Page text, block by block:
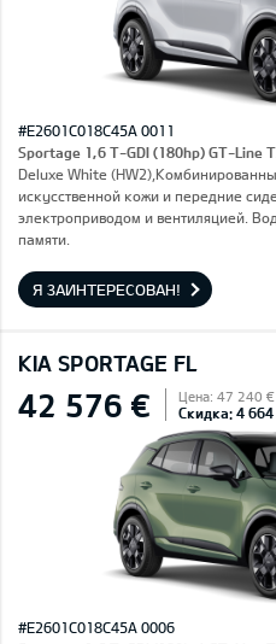
#E2601C018C45A 0011
Sportage 1,6 T-GDI (180hp) GT-Line
Deluxe White
искусственной кожи и передние
электроприводом и вентиляцией.
памяти.
Я ЗАИНТЕРЕСОВАН!
KIA SPORTAGE FL
42 576 € Цена: 47 240 €
Скидка: 4 664
#E2601C018C45A 0006